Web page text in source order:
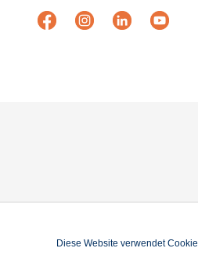
Diese Website verwendet